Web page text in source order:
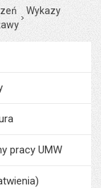
Wykazy
Miejski
pracy UMW